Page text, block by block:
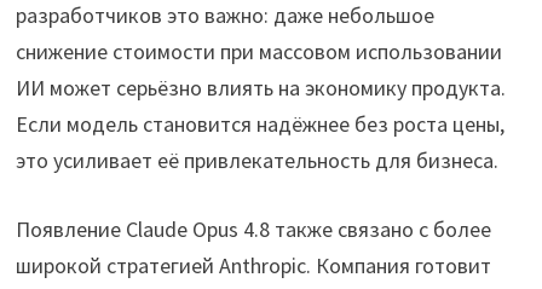
разработчиков это важно: даже небольшое
снижение стоимости при массовом использовании
ИИ может серьёзно влиять на экономику продукта.
Если модель становится надёжнее без роста цены,
это усиливает её привлекательность для бизнеса.
Появление Claude Opus 4.8 также связано с более
широкой стратегией Anthropic. Компания готовит